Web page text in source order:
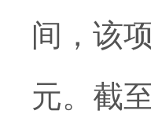
间，该
元。截